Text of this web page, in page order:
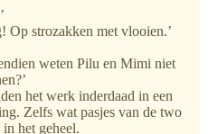
Op strozakken met vlooien.’
weten Pilu en Mimi niet
het werk inderdaad in een
Zelfs wat pasjes van de two
het geheel.